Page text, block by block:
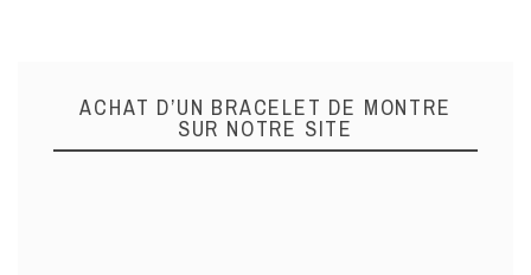
ACHAT D’UN BRACELET DE MONTRE
SUR NOTRE SITE